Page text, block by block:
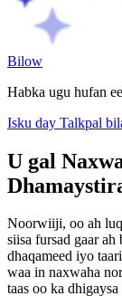
Bilow
Habka ugu hufan
Isku day Talkpal
U gal
Noorwiiji, oo ah
siisa fursad gaar ah
dhaqameed iyo
waa in naxwaha
taas oo ka